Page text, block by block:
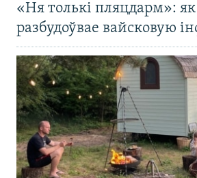
«Ня толькі пляцдарм»: як
разбудоўвае вайсковую